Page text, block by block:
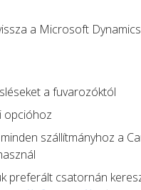
a Microsoft
a fuvarozóktól
opcióhoz
szállítmányhoz a
preferált csatornán